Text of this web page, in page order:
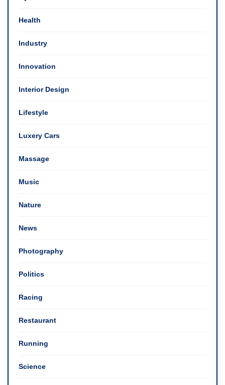
Health
Industry
Innovation
Interior Design
Lifestyle
Luxery Cars
Massage
Music
Nature
News
Photography
Politics
Racing
Restaurant
Running
Science